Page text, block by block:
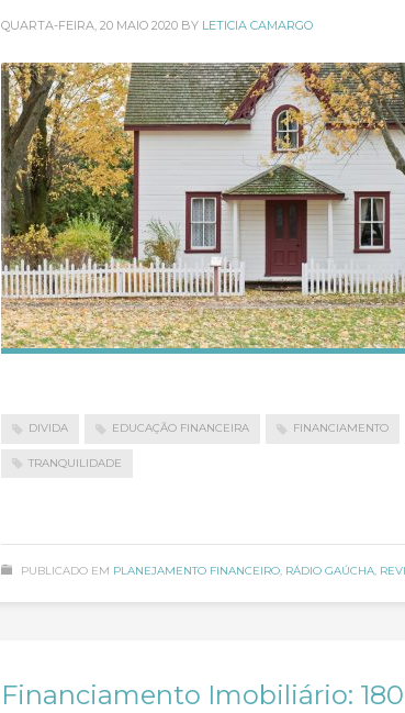
QUARTA-FEIRA, 20 MAIO 2020 BY LETICIA CAMARGO
DIVIDA EDUCAÇÃO FINANCEIRA FINANCIAMENTO
TRANQUILIDADE
PUBLICADO EM PLANEJAMENTO FINANCEIRO, RÁDIO GAÚCHA,
Financiamento Imobiliário: